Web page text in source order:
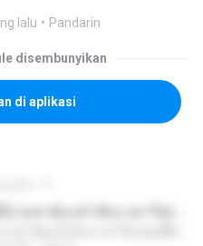
lalu Pandarin
disembunyikan
di aplikasi